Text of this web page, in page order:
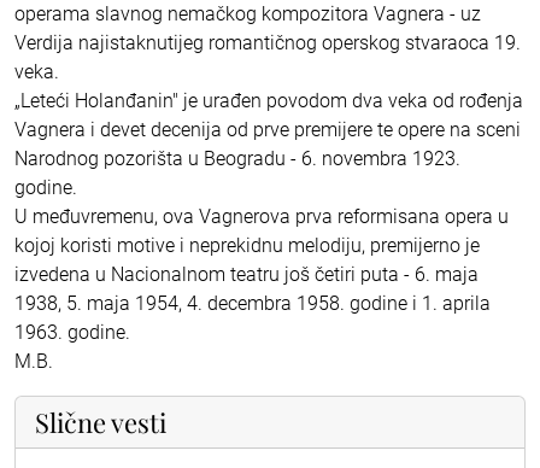
operama slavnog nemačkog kompozitora Vagnera - uz
Verdija najistaknutijeg romantičnog operskog stvaraoca 19.
veka.
„Leteći Holanđanin" je urađen povodom dva veka od rođenja
Vagnera i devet decenija od prve premijere te opere na sceni
Narodnog pozorišta u Beogradu - 6. novembra 1923.
godine.
U međuvremenu, ova Vagnerova prva reformisana opera u
kojoj koristi motive i neprekidnu melodiju, premijerno je
izvedena u Nacionalnom teatru još četiri puta - 6. maja
1938, 5. maja 1954, 4. decembra 1958. godine i 1. aprila
1963. godine.
M.B.
Slične vesti